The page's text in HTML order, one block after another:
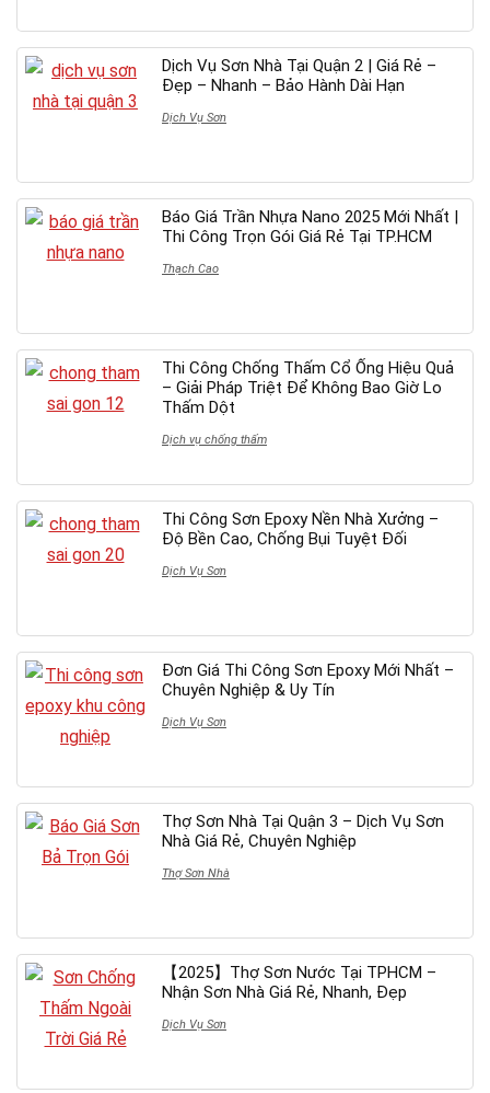
Dịch Vụ Sơn Nhà Tại Quận 2 | Giá Rẻ –
Đẹp – Nhanh – Bảo Hành Dài Hạn
Dịch Vụ Sơn
Báo Giá Trần Nhựa Nano 2025 Mới Nhất |
Thi Công Trọn Gói Giá Rẻ Tại TP.HCM
Thạch Cao
Thi Công Chống Thấm Cổ Ống Hiệu Quả
– Giải Pháp Triệt Để Không Bao Giờ Lo
Thấm Dột
Dịch vụ chống thấm
Thi Công Sơn Epoxy Nền Nhà Xưởng –
Độ Bền Cao, Chống Bụi Tuyệt Đối
Dịch Vụ Sơn
Đơn Giá Thi Công Sơn Epoxy Mới Nhất –
Chuyên Nghiệp & Uy Tín
Dịch Vụ Sơn
Thợ Sơn Nhà Tại Quận 3 – Dịch Vụ Sơn
Nhà Giá Rẻ, Chuyên Nghiệp
Thợ Sơn Nhà
【2025】Thợ Sơn Nước Tại TPHCM –
Nhận Sơn Nhà Giá Rẻ, Nhanh, Đẹp
Dịch Vụ Sơn